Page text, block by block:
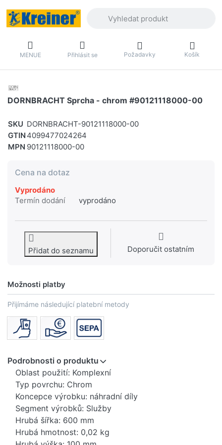
MENUE Přihlásit se Požadavky Košík
DORNBRACHT Sprcha - chrom #90121118000-00
SKU DORNBRACHT-90121118000-00
GTIN 4099477024264
MPN 90121118000-00
Cena na dotaz
Vyprodáno
Termín dodání
vyprodáno
Přidat do seznamu Doporučit ostatním
Možnosti platby
Přijímáme následující platební metody
Podrobnosti o produktu
Oblast použití: Komplexní
Typ povrchu: Chrom
Koncepce výrobku: náhradní díly
Segment výrobků: Služby
Hrubá šířka: 600 mm
Hrubá hmotnost: 0,02 kg